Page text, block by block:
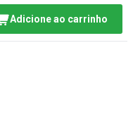
Adicione ao carrinho